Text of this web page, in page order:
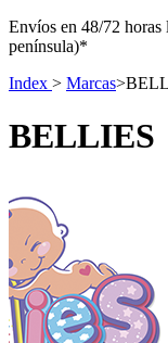
Envíos en 48/72 horas
península)*
Index > Marcas>
BELLIES